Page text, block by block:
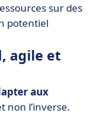
sur des
potentiel
agile et
aux
non l’inverse.